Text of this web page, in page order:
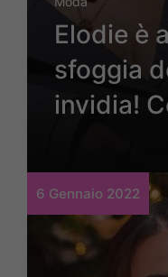
Elodie è
sfoggia
invidia!
6 Gennaio 2022